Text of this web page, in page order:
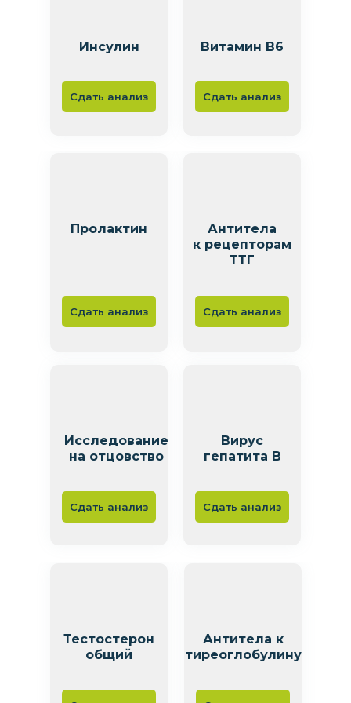
Инсулин
Сдать анализ
Витамин B6
Сдать анализ
Пролактин
Сдать анализ
Исследование
на отцовство
Сдать анализ
Антитела
к рецепторам
ТТГ
Сдать анализ
Вирус
гепатита В
Сдать анализ
Тестостерон
общий
Антитела к
тиреоглобулину